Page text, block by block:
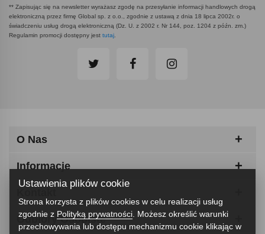
** Zapisując się na newsletter wyrażasz zgodę na przesyłanie informacji handlowych drogą
elektroniczną przez firmę Global sp. z o.o., zgodnie z ustawą z dnia 18 lipca 2002r. o
świadczeniu usług drogą elektroniczną (Dz. U. z 2002 r. Nr 144, poz. 1204 z późn. zm.)
Regulamin promocji dostępny jest tutaj.
O Nas
Informacje
Odbiory Osobiste
Ustawienia plików cookie
Strona korzysta z plików cookies w celu realizacji usług
zgodnie z Polityką prywatności . Możesz określić warunki
przechowywania lub dostępu mechanizmu cookie klikając w